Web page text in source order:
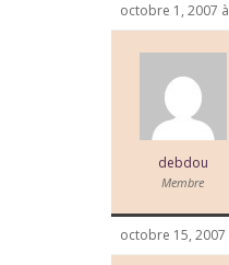
octobre 1, 2007
debdou
Membre
octobre 15, 2007